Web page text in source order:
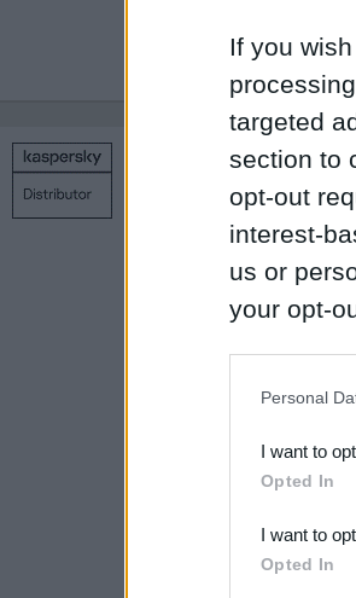
If you
targeted
section to
opt-out
interest-
us or
your opt-
third
Please
Personal
I want to
Opted In
I want to
Opted In
Copyright © 1998 – 2026 SIA
Связаться с нами
Политика